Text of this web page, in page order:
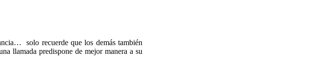
solo recuerde que los demás también
llamada predispone de mejor manera a su